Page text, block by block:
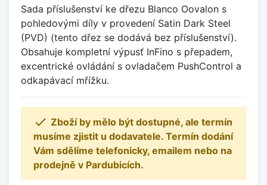
Sada příslušenství ke dřezu Blanco Oovalon s
pohledovými díly v provedení Satin Dark Steel
(PVD) (tento dřez se dodává bez příslušenství).
Obsahuje kompletní výpusť InFino s přepadem,
excentrické ovládání s ovladačem PushControl a
odkapávací mřížku.
 Zboží by mělo být dostupné, ale termín
musíme zjistit u dodavatele. Termín dodání
Vám sdělíme telefonicky, emailem nebo na
prodejně v Pardubicích.